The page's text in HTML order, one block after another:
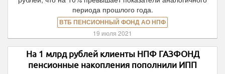
периода прошлого года.
ВТБ ПЕНСИОННЫЙ ФОНД АО НПФ
19 июля 2021
На 1 млрд рублей клиенты НПФ ГАЗФОНД
пенсионные накопления пополнили ИПП